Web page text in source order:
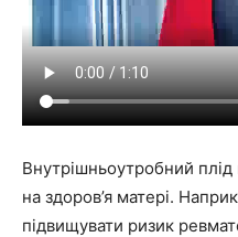
Внутрішньоутробний
на здоров’я матері.
підвищувати ризик